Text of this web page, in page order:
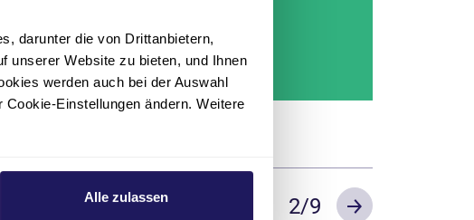
darunter die von Drittanbietern,
unserer Website zu bieten, und Ihnen
werden auch bei der Auswahl
Einstellungen ändern. Weitere
Alle zulassen Previous
2/9 Next